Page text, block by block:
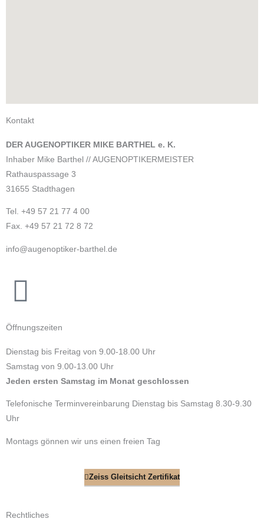
Kontakt
DER AUGENOPTIKER MIKE BARTHEL e. K.
Inhaber Mike Barthel // AUGENOPTIKERMEISTER
Rathauspassage 3
31655 Stadthagen
Tel. +49 57 21 77 4 00
Fax. +49 57 21 72 8 72
info@augenoptiker-barthel.de
Öffnungszeiten
Dienstag bis Freitag von 9.00-18.00 Uhr
Samstag von 9.00-13.00 Uhr
Jeden ersten Samstag im Monat geschlossen
Telefonische Terminvereinbarung Dienstag bis Samstag 8.30-9.30
Uhr
Montags gönnen wir uns einen freien Tag
Zeiss Gleitsicht Zertifikat
Rechtliches